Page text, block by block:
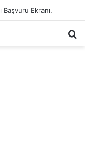
Başvuru Ekranı.